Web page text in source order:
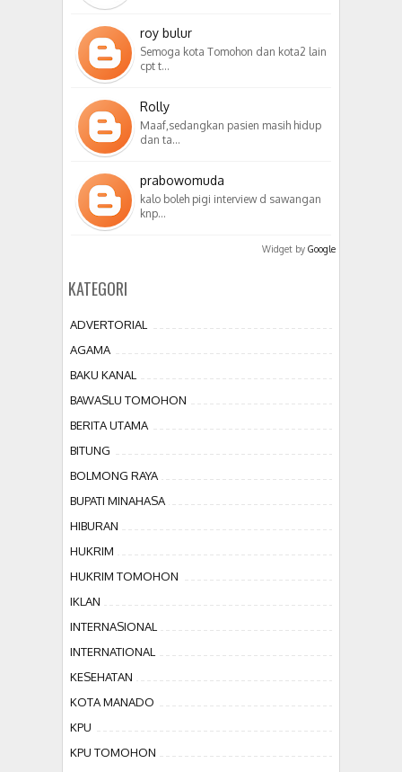
roy bulur
Semoga kota Tomohon dan kota2 lain
cpt t…
Rolly
Maaf,sedangkan pasien masih hidup
dan ta…
prabowomuda
kalo boleh pigi interview d sawangan
knp…
Widget by Google
KATEGORI
ADVERTORIAL
AGAMA
BAKU KANAL
BAWASLU TOMOHON
BERITA UTAMA
BITUNG
BOLMONG RAYA
BUPATI MINAHASA
HIBURAN
HUKRIM
HUKRIM TOMOHON
IKLAN
INTERNASIONAL
INTERNATIONAL
KESEHATAN
KOTA MANADO
KPU
KPU TOMOHON